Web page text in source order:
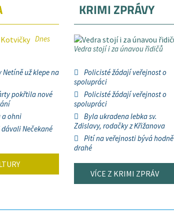
Dnes
už klepe na
pokřtila nové
a ohni
Nečekané
KRIMI ZPRÁVY
Vedra stojí i za únavou řidičů
Policisté žádají veřejnost o
spolupráci
Policisté žádají veřejnost o
spolupráci
Byla ukradena lebka sv.
Zdislavy, rodačky z Křižanova
Pití na veřejnosti bývá hodně
drahé
VÍCE Z KRIMI ZPRÁV